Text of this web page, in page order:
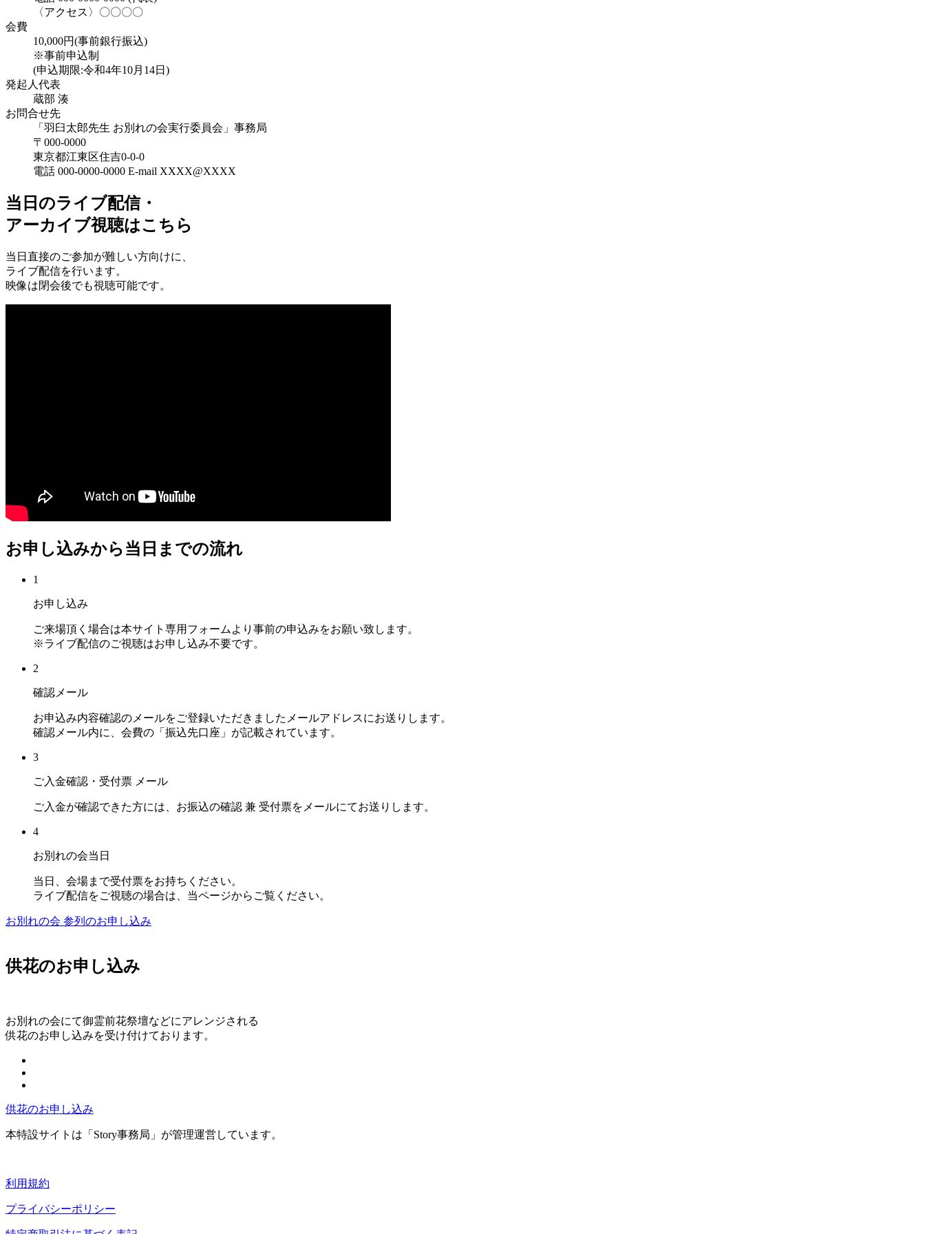
〈アクセス〉〇〇〇〇
会費
10,000円(事前銀行振込)
※事前申込制
(申込期限:令和4年10月14日)
発起人代表
蔵部 湊
お問合せ先
「羽臼太郎先生 お別れの会実行委員会」事務局
〒000-0000
東京都江東区住吉0-0-0
電話 000-0000-0000 E-mail XXXX@XXXX
当日のライブ配信・
アーカイブ視聴はこちら
当日直接のご参加が難しい方向けに、
ライブ配信を行います。
映像は閉会後でも視聴可能です。
お申し込みから当日までの流れ
1
お申し込み
ご来場頂く場合は本サイト専用フォームより事前の申込みをお願い致します。
※ライブ配信のご視聴はお申し込み不要です。
2
確認メール
お申込み内容確認のメールをご登録いただきましたメールアドレスにお送りします。
確認メール内に、会費の「振込先口座」が記載されています。
3
ご入金確認・受付票 メール
ご入金が確認できた方には、お振込の確認 兼 受付票をメールにてお送りします。
4
お別れの会当日
当日、会場まで受付票をお持ちください。
ライブ配信をご視聴の場合は、当ページからご覧ください。
お別れの会 参列のお申し込み
供花のお申し込み
お別れの会にて御霊前花祭壇などにアレンジされる
供花のお申し込みを受け付けております。
供花のお申し込み
本特設サイトは「Story事務局」が管理運営しています。
利用規約
プライバシーポリシー